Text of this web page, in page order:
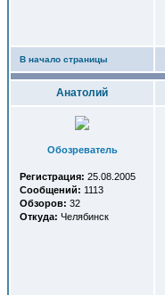
В начало страницы
Анатолий
Обозреватель
Регистрация: 25.08.2005
Сообщений: 1113
Обзоров: 32
Откуда: Челябинск